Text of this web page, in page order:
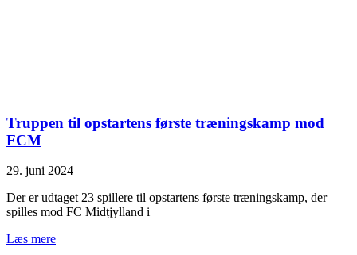
Truppen til opstartens første træningskamp mod
FCM
29. juni 2024
Der er udtaget 23 spillere til opstartens første træningskamp, der
spilles mod FC Midtjylland i
Læs mere